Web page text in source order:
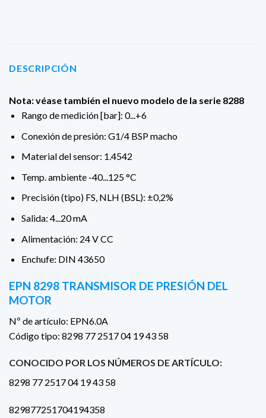
DESCRIPCIÓN
Nota: véase también el nuevo modelo de la serie 8288
Rango de medición [bar]: 0...+6
Conexión de presión: G1/4 BSP macho
Material del sensor: 1.4542
Temp. ambiente -40...125 °C
Precisión (tipo) FS, NLH (BSL): ±0,2%
Salida: 4...20 mA
Alimentación: 24 V CC
Enchufe: DIN 43650
EPN 8298 TRANSMISOR DE PRESIÓN DEL
MOTOR
Nº de artículo: EPN6.0A
Código tipo: 8298 77 2517 04 19 43 58
CONOCIDO POR LOS NÚMEROS DE ARTÍCULO:
8298 77 2517 04 19 43 58
829877251704194358